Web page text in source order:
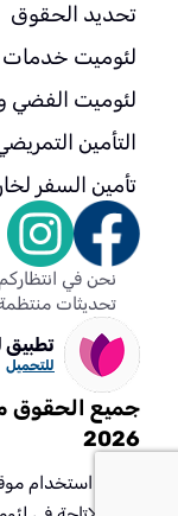
تحديد الحقوق
لئوميت
لئوميت الفضي
التأمين
تأمين السفر
نحن في
تحديثات
تطبيق
للتحميل
جميع الحقوق
2026
شروط استخدام